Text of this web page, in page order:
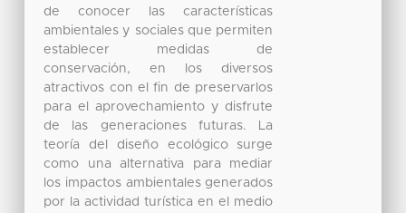
de conocer las características
ambientales y sociales que permiten
establecer medidas de
conservación, en los diversos
atractivos con el fin de preservarlos
para el aprovechamiento y disfrute
de las generaciones futuras. La
teoría del diseño ecológico surge
como una alternativa para mediar
los impactos ambientales generados
por la actividad turística en el medio